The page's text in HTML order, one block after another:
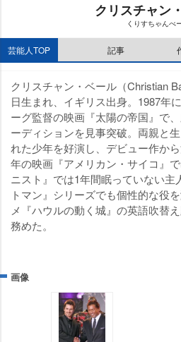
クリスチャン
くりすちゃんべ
芸能人TOP 記事
クリスチャン・ベール（Christian
日生まれ、イギリス出身。1987年
ーグ監督の映画『太陽の帝国』で
ーディションを見事突破。両親と
れた少年を好演し、デビュー作か
年の映画『アメリカン・サイコ』
ニスト』では1年間眠っていない主
トマン』シリーズでも個性的な役
メ『ハウルの動く城』の英語吹替
務めた。
画像